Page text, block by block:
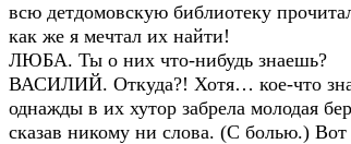
всю детдомовскую библиотеку
как же я мечтал их найти!
ЛЮБА. Ты о них что-нибудь знаешь?
ВАСИЛИЙ. Откуда?! Хотя… кое-что
однажды в их хутор забрела молодая
сказав никому ни слова. (С болью.)